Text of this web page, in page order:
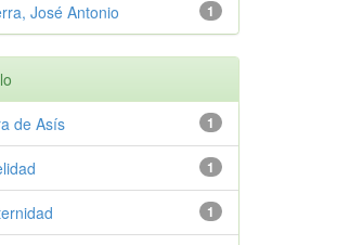
1
José Antonio
1
de Asís
1
1